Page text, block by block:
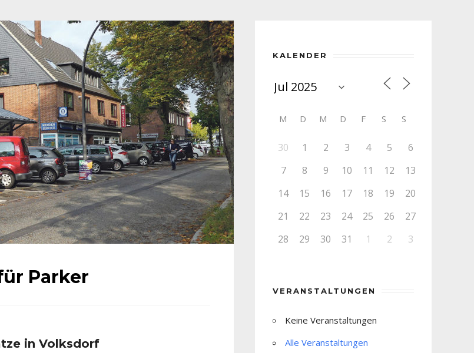
Parker
in Volksdorf
KALENDER
M D M D F S S
30 1 2 3 4 5
6
7
8 9 10 11 12
13
14
15 16 17 18 19
20
21
22 23 24 25 26
27
28
29 30 31 1 2 3
VERANSTALTUNGEN
Keine Veranstaltungen
Alle Veranstaltungen